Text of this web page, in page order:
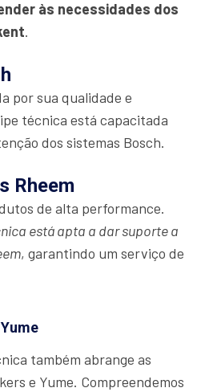
às necessidades dos
.
por sua qualidade e
técnica está capacitada
dos sistemas Bosch.
Rheem
de alta performance.
está apta a dar suporte a
, garantindo um serviço de
também abrange as
e Yume. Compreendemos